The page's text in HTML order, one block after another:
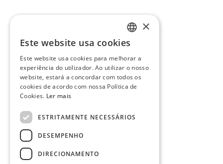
PORTUGUESE
ENGLISH
×
Este website usa cookies
Este website usa cookies para melhorar a
experiência do utilizador. Ao utilizar o nosso
website, estará a concordar com todos os
cookies de acordo com nossa Política de
Cookies. Ler mais
ESTRITAMENTE NECESSÁRIOS
DESEMPENHO
DIRECIONAMENTO